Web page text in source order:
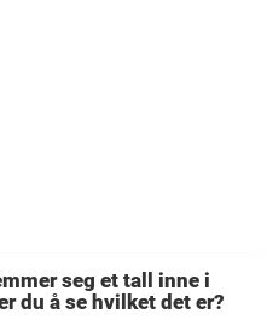
seg et tall inne i
du å se hvilket det er?